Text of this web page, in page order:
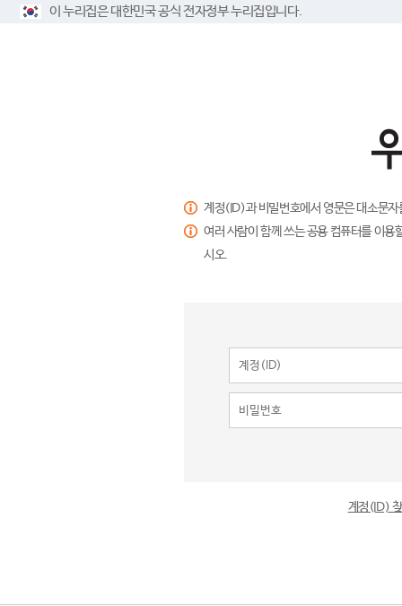
이 누리집은 대한민국 공식 전자정부 누리집입니다.
계정(ID)과 비밀번호에서 영문은 대소문
여러 사람이 함께 쓰는 공용 컴퓨터를 이
시오.
계정(ID)